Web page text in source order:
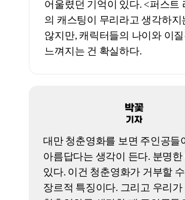
말을 할 수 있는 기술을 갈고 닦는 건
중요하니까. 그래서 남대중 감독 같은
포지션의 감독들이 30억에서 100억 안의
다음 영화는 더 괜찮을 수 있다고
있기 때문이다. 다만 이분들이 언젠가는
뾰족함을 드러내서 하나의 점을 찍어야만,
관객에게 자신의 이름을 기억하게 만들 수
있을 거다.